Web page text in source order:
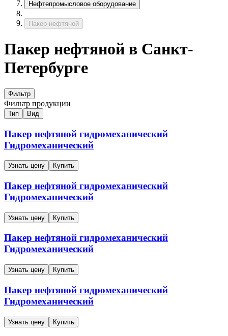
Нефтепромысловое оборудование
Пакер нефтяной
Пакер нефтяной в Санкт-
Петербурге
Фильтр
Фильтр продукции
Тип Вид
Пакер нефтяной гидромеханический
Гидромеханический
Узнать цену Купить
Пакер нефтяной гидромеханический
Гидромеханический
Узнать цену Купить
Пакер нефтяной гидромеханический
Гидромеханический
Узнать цену Купить
Пакер нефтяной гидромеханический
Гидромеханический
Узнать цену Купить